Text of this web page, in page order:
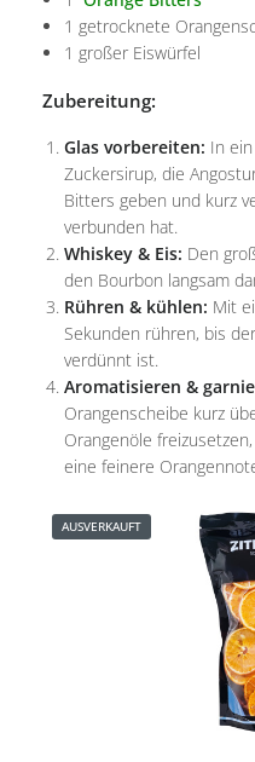
1 getrocknete
1 großer Eiswürfel
Zubereitung:
Glas vorbereiten: In ein
Zuckersirup, die
Bitters geben und kurz
verbunden hat.
Whiskey & Eis: Den
den Bourbon langsam
Rühren & kühlen: Mit
Sekunden rühren, bis
verdünnt ist.
Aromatisieren &
Orangenscheibe kurz
Orangenöle
eine feinere
AUSVERKAUFT